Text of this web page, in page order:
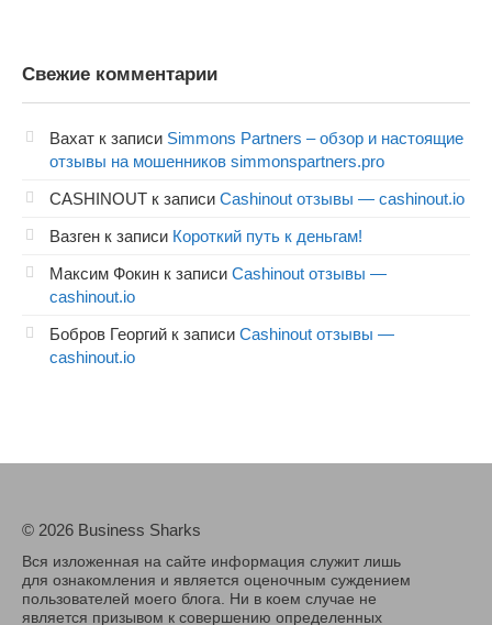
Свежие комментарии
Вахат к записи Simmons Partners – обзор и настоящие
отзывы на мошенников simmonspartners.pro
CASHINOUT к записи Cashinout отзывы — cashinout.io
Вазген к записи Короткий путь к деньгам!
Максим Фокин к записи Cashinout отзывы —
cashinout.io
Бобров Георгий к записи Cashinout отзывы —
cashinout.io
© 2026 Business Sharks
Вся изложенная на сайте информация служит лишь
для ознакомления и является оценочным суждением
пользователей моего блога. Ни в коем случае не
является призывом к совершению определенных